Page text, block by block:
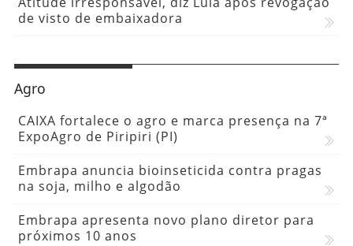
de visto de embaixadora
Agro
CAIXA fortalece o agro e marca presença na 7ª
ExpoAgro de Piripiri (PI)
Embrapa anuncia bioinseticida contra pragas
na soja, milho e algodão
Embrapa apresenta novo plano diretor para
próximos 10 anos